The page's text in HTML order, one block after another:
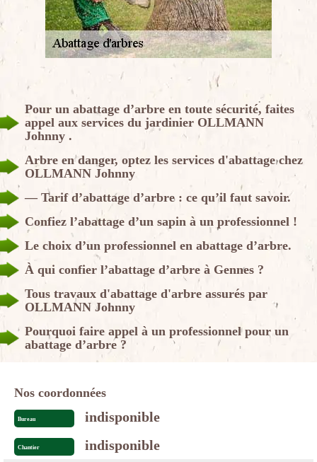
Pour un abattage d’arbre en toute sécurité, faites
appel aux services du jardinier OLLMANN
Johnny .
Arbre en danger, optez les services d'abattage chez
OLLMANN Johnny
— Tarif d’abattage d’arbre : ce qu’il faut savoir.
Confiez l’abattage d’un sapin à un professionnel !
Le choix d’un professionnel en abattage d’arbre.
À qui confier l’abattage d’arbre à Gennes ?
Tous travaux d'abattage d'arbre assurés par
OLLMANN Johnny
Pourquoi faire appel à un professionnel pour un
abattage d’arbre ?
Nos coordonnées
Bureau indisponible
Chantier indisponible